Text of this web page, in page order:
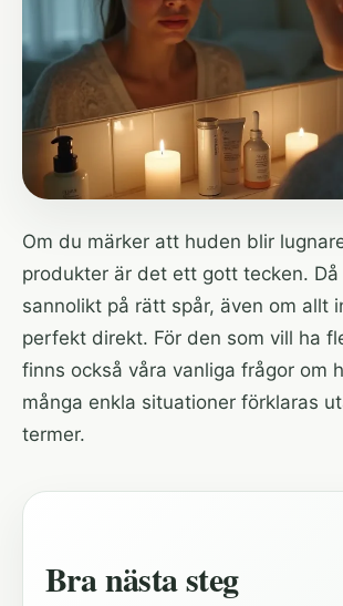
Om du märker att huden blir
produkter är det ett gott tecken. Då
sannolikt på rätt spår, även om allt
perfekt direkt. För den som vill ha
finns också våra vanliga frågor om
många enkla situationer förklaras
termer.
Bra nästa steg